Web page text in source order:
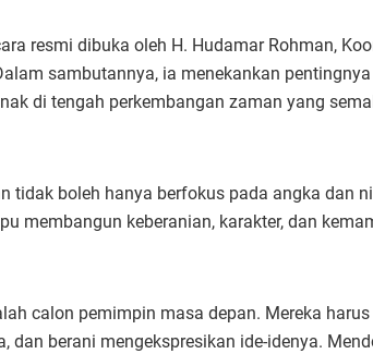
resmi dibuka oleh H. Hudamar Rohman,
sambutannya, ia menekankan
di tengah perkembangan zaman yang
tidak boleh hanya berfokus pada angka dan
membangun keberanian, karakter, dan
calon pemimpin masa depan. Mereka
dan berani mengekspresikan ide-idenya.